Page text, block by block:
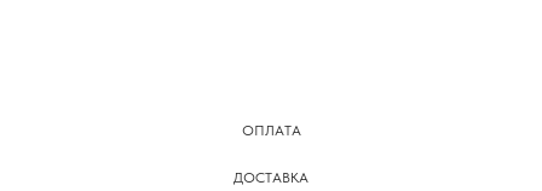
ОПЛАТА
ДОСТАВКА